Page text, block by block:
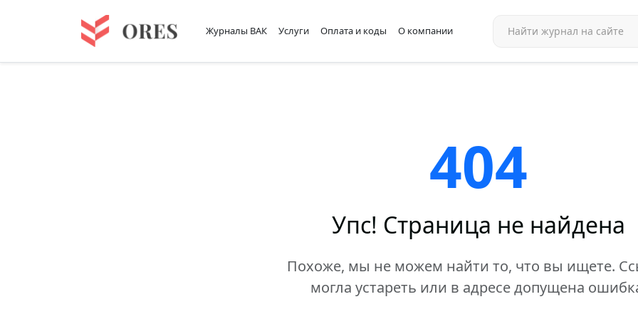
Журналы ВАК Услуги Оплата и коды О компании
404
Упс! Страница не найдена
Похоже, мы не можем найти то, что вы ищете.
могла устареть или в адресе допущена